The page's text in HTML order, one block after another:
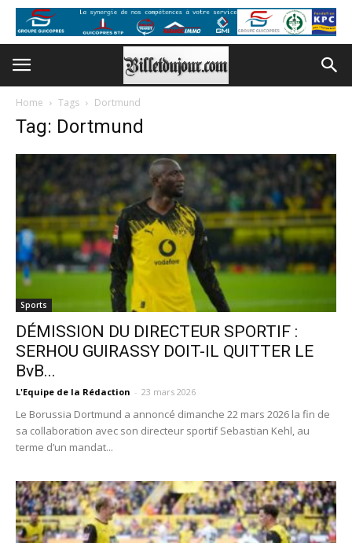
Home Tags Dortmund
Tag: Dortmund
Sports
DÉMISSION DU DIRECTEUR SPORTIF :
SERHOU GUIRASSY DOIT-IL QUITTER LE
BvB...
L'Equipe de la Rédaction - 23 mars 2026
Le Borussia Dortmund a annoncé dimanche 22 mars 2026 la fin de
sa collaboration avec son directeur sportif Sebastian Kehl, au
terme d’un mandat...